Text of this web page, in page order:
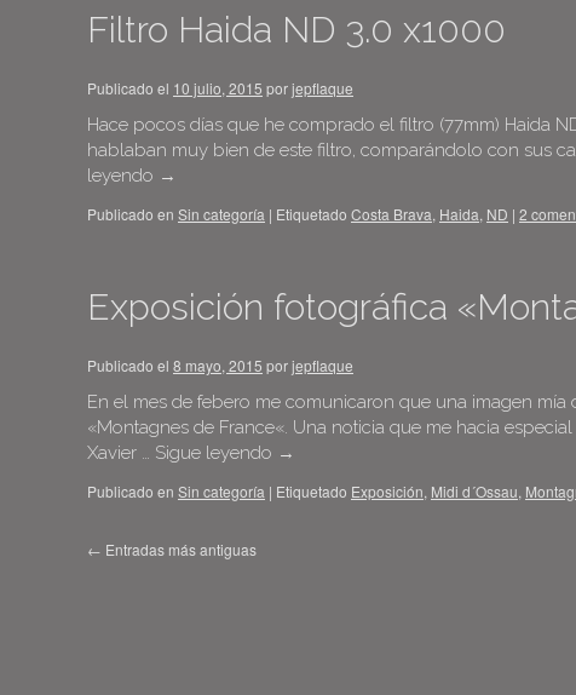
Filtro Haida ND 3.0 x1000
Publicado el 10 julio, 2015 porjepflaque
Hace pocos días que he comprado el filtro (77mm) Haida
hablaban muy bien de este filtro, comparándolo con sus
leyendo →
Publicado en Sin categoría | Etiquetado Costa Brava, Haida, ND | 2
Exposición fotográfica
Publicado el 8 mayo, 2015 porjepflaque
En el mes de febero me comunicaron que una imagen
«Montagnes de France«. Una noticia que me hacia
Xavier … Sigue leyendo →
Publicado en Sin categoría | Etiquetado Exposición, Midi d´Ossau,
← Entradas más antiguas